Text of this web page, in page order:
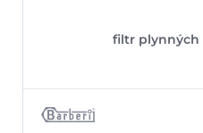
filtr plynných